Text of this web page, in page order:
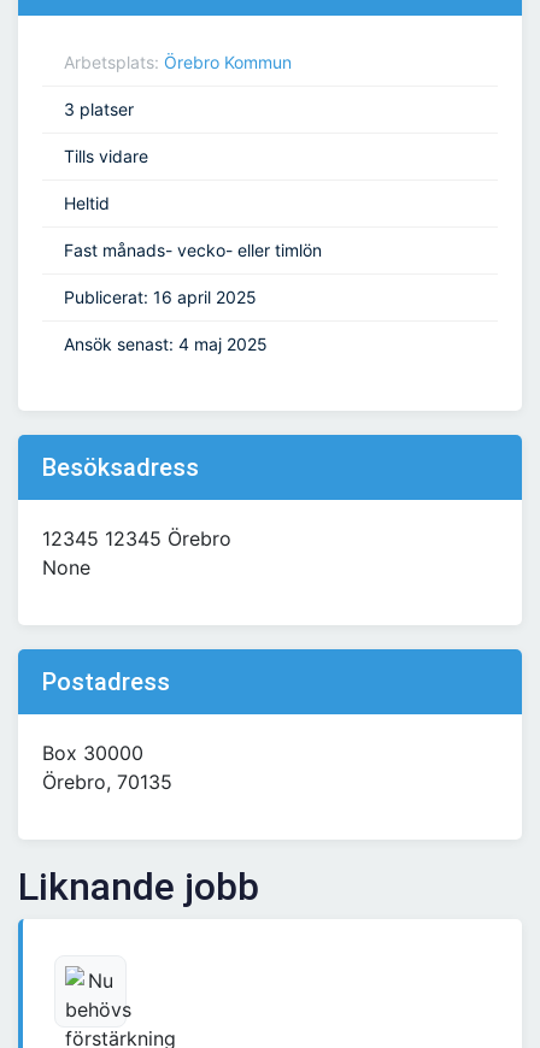
Arbetsplats: Örebro Kommun
3 platser
Tills vidare
Heltid
Fast månads- vecko- eller timlön
Publicerat: 16 april 2025
Ansök senast: 4 maj 2025
Besöksadress
12345 12345 Örebro
None
Postadress
Box 30000
Örebro, 70135
Liknande jobb